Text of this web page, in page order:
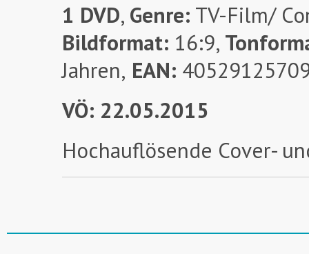
1 DVD, Genre: TV-Film/
Bildformat: 16:9,
Jahren, EAN:
VÖ: 22.05.2015
Hochauflösende Cover-